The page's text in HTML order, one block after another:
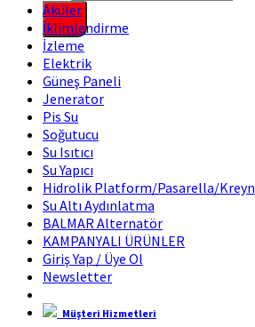
Aküler
İklimlendirme
İzleme
Elektrik
Güneş Paneli
Jenerator
Pis Su
Soğutucu
Su Isıtıcı
Su Yapıcı
Hidrolik Platform/Pasarella/Kreyn
Su Altı Aydınlatma
BALMAR Alternatör
KAMPANYALI ÜRÜNLER
Giriş Yap / Üye Ol
Newsletter
Müşteri Hizmetleri